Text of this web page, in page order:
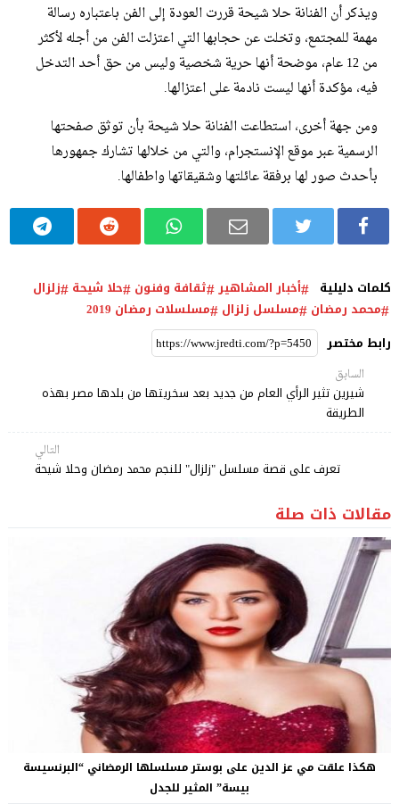
ويذكر أن الفنانة حلا شيحة قررت العودة إلى الفن باعتباره رسالة
مهمة للمجتمع، وتخلت عن حجابها التي اعتزلت الفن من أجله لأكثر
من 12 عام، موضحة أنها حرية شخصية وليس من حق أحد التدخل
فيه، مؤكدة أنها ليست نادمة على اعتزالها.
ومن جهة أخرى، استطاعت الفنانة حلا شيحة بأن توثق صفحتها
الرسمية عبر موقع الإنستجرام، والتي من خلالها تشارك جمهورها
بأحدث صور لها برفقة عائلتها وشقيقاتها واطفالها.
كلمات دليلية أخبار المشاهير ثقافة وفنون حلا شيحة زلزال
محمد رمضان مسلسل زلزال مسلسلات رمضان 2019
رابط مختصر
السابق
شيرين تثير الرأي العام من جديد بعد سخريتها من بلدها مصر بهذه
الطريقة
التالي
تعرف على قصة مسلسل "زلزال" للنجم محمد رمضان وحلا شيحة
مقالات ذات صلة
هكذا علقت مي عز الدين على بوستر مسلسلها الرمضاني “البرنسيسة
بيسة” المثير للجدل